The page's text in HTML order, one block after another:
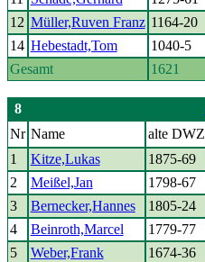
12 Müller,Ruven Franz 1164-20
14 Hebestadt,Tom 1040-5
Gesamt
1621
8
Nr Name alte DWZ
1
Kitze,Lukas 1875-69
2
Meißel,Jan 1798-67
3
Bernecker,Hannes 1805-24
4
Beinroth,Marcel 1779-77
5
Weber,Frank 1674-36